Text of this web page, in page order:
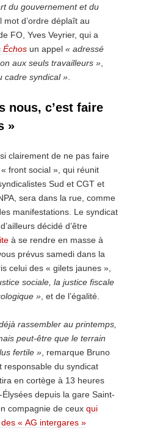
du gouvernement et du
mot d’ordre déplaît au
FO, Yves Veyrier, qui a
Échos un appel « adressé
aux seuls travailleurs »
cadre syndical »
nous, c’est faire
»
clairement de ne pas faire
front social », qui réunit
Sud et CGT et
sera dans la rue, comme
manifestations. Le syndicat
décidé d’être
à se rendre en masse à
prévus samedi dans la
celui des « gilets jaunes »,
sociale, la justice fiscale
» , et de l’égalité.
rassembler au printemps,
peut-être que le terrain
fertile » , remarque Bruno
responsable du syndicat
en cortège à 13 heures
depuis la gare Saint-
compagnie de ceux qui
« AG intergares »